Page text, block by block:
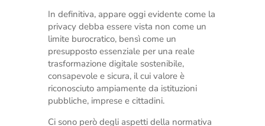
In definitiva, appare oggi evidente come la
privacy debba essere vista non come un
limite burocratico, bensì come un
presupposto essenziale per una reale
trasformazione digitale sostenibile,
consapevole e sicura, il cui valore è
riconosciuto ampiamente da istituzioni
pubbliche, imprese e cittadini.
Ci sono però degli aspetti della normativa